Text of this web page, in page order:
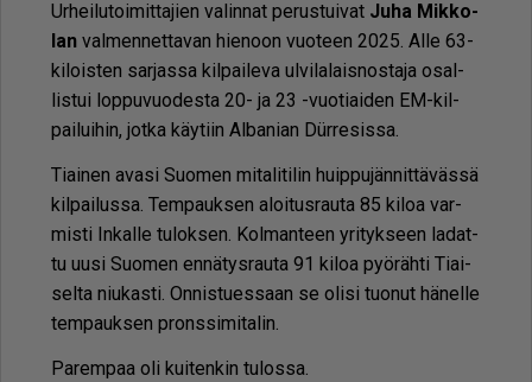
Ur­hei­lu­toi­mit­ta­jien va­lin­nat pe­rus­tui­vat Juha Mik­ko­
lanval­men­net­ta­van hie­noon vuo­teen 2025. Al­le 63-
ki­lois­ten sar­jas­sa kil­pai­le­va ul­vi­la­lais­nos­ta­ja osal­
lis­tui lop­pu­vuo­des­ta 20- ja 23 -vuo­ti­ai­den EM-kil­
pai­lui­hin, jot­ka käy­tiin Al­ba­ni­an Dürre­sis­sa.
Ti­ai­nen ava­si Suo­men mi­ta­li­ti­lin huip­pu­jän­nit­tä­väs­sä
kil­pai­lus­sa. Tem­pauk­sen aloi­tus­rau­ta 85 ki­loa var­
mis­ti In­kal­le tu­lok­sen. Kol­man­teen yri­tyk­seen la­dat­
tu uu­si Suo­men en­nä­tys­rau­ta 91 ki­loa pyö­räh­ti Ti­ai­
sel­ta niu­kas­ti. On­nis­tu­es­saan se oli­si tuo­nut hä­nel­le
tem­pauk­sen prons­si­mi­ta­lin.
Pa­rem­paa oli kui­ten­kin tu­los­sa.